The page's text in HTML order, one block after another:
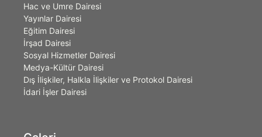
Hac ve Umre Dairesi
Yayınlar Dairesi
Eğitim Dairesi
İrşad Dairesi
Sosyal Hizmetler Dairesi
Medya-Kültür Dairesi
Dış İlişkiler, Halkla İlişkiler ve Protokol Dairesi
İdari İşler Dairesi